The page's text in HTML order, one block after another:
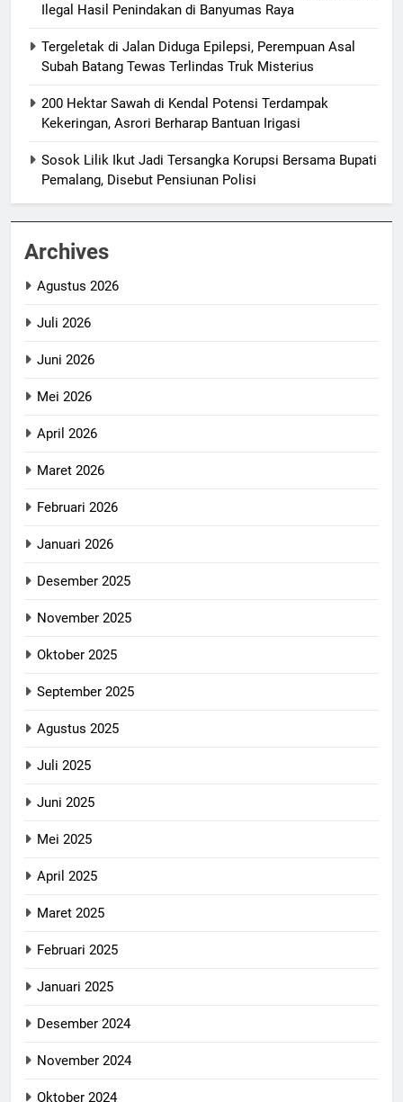
Ilegal Hasil Penindakan di Banyumas Raya
Tergeletak di Jalan Diduga Epilepsi, Perempuan Asal
Subah Batang Tewas Terlindas Truk Misterius
200 Hektar Sawah di Kendal Potensi Terdampak
Kekeringan, Asrori Berharap Bantuan Irigasi
Sosok Lilik Ikut Jadi Tersangka Korupsi Bersama Bupati
Pemalang, Disebut Pensiunan Polisi
Archives
Agustus 2026
Juli 2026
Juni 2026
Mei 2026
April 2026
Maret 2026
Februari 2026
Januari 2026
Desember 2025
November 2025
Oktober 2025
September 2025
Agustus 2025
Juli 2025
Juni 2025
Mei 2025
April 2025
Maret 2025
Februari 2025
Januari 2025
Desember 2024
November 2024
Oktober 2024